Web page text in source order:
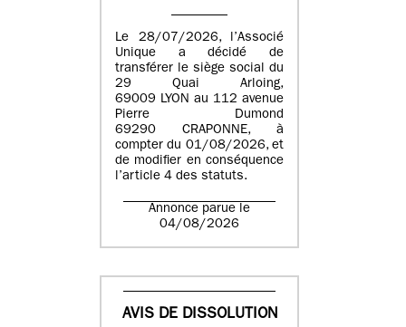
Le 28/07/2026, l’Associé
Unique a décidé de
transférer le siège social du
29 Quai Arloing,
69009 LYON au 112 avenue
Pierre Dumond
69290 CRAPONNE, à
compter du 01/08/2026, et
de modifier en conséquence
l’article 4 des statuts.
Annonce parue le
04/08/2026
AVIS DE DISSOLUTION